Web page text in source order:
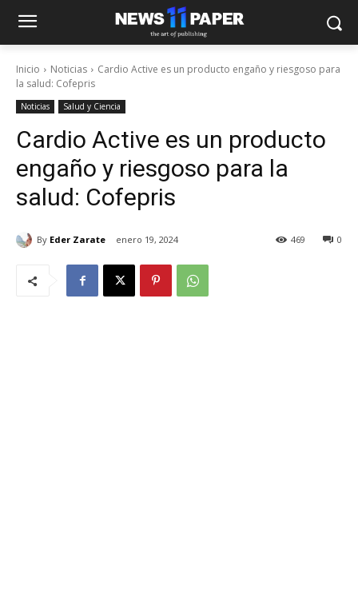
Inicio Noticias
Cardio Active es un producto engaño y riesgoso para
la salud: Cofepris
Noticias Salud y Ciencia
Cardio Active es un producto
engaño y riesgoso para la
salud: Cofepris
By Eder Zarate enero 19, 2024 0
469